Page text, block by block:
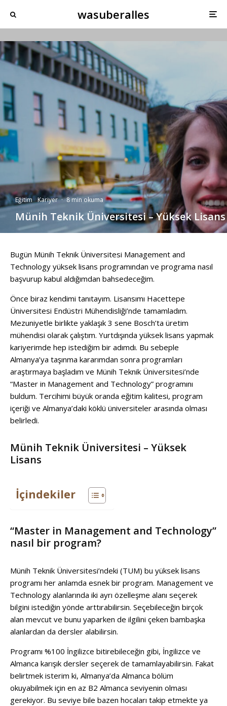
wasuberalles
Eğitim Kariyer · 8 min okuma
Münih Teknik Üniversitesi – Yüksek Lisans
Bugün Münih Teknik Üniversitesi Management and
Technology yüksek lisans programından ve programa nasıl
başvurup kabul aldığımdan bahsedeceğim.
Önce biraz kendimi tanıtayım. Lisansımı Hacettepe
Üniversitesi Endüstri Mühendisliği’nde tamamladım.
Mezuniyetle birlikte yaklaşık 3 sene Bosch’ta üretim
mühendisi olarak çalıştım. Yurtdışında yüksek lisans yapmak
kariyerimde hep istediğim bir adımdı. Bu sebeple
Almanya’ya taşınma kararımdan sonra programları
araştırmaya başladım ve Münih Teknik Üniversitesi’nde
“Master in Management and Technology” programını
buldum. Tercihimi büyük oranda eğitim kalitesi, program
içeriği ve Almanya’daki köklü üniversiteler arasında olması
belirledi.
Münih Teknik Üniversitesi – Yüksek
Lisans
İçindekiler
“Master in Management and Technology”
nasıl bir program?
Münih Teknik Üniversitesi’ndeki (TUM) bu yüksek lisans
programı her anlamda esnek bir program. Management ve
Technology alanlarında iki ayrı özelleşme alanı seçerek
bilgini istediğin yönde arttırabilirsin. Seçebileceğin birçok
alan mevcut ve bunu yaparken de ilgilini çeken bambaşka
alanlardan da dersler alabilirsin.
Programı %100 İngilizce bitirebileceğin gibi, İngilizce ve
Almanca karışık dersler seçerek de tamamlayabilirsin. Fakat
belirtmek isterim ki, Almanya’da Almanca bölüm
okuyabilmek için en az B2 Almanca seviyenin olması
gerekiyor. Bu seviye bile bazen hocaları takip etmekte ya